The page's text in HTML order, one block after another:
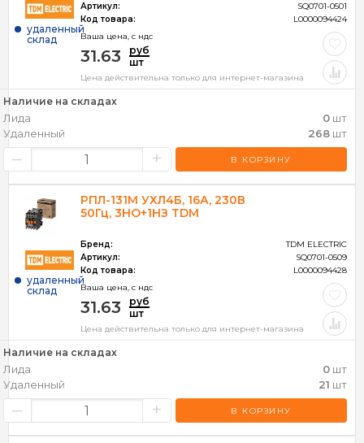
Артикул:
SQ0701-0501
Код товара:
L0000094424
Ваша цена, c ндс
31.63
руб
шт
удаленный
склад
Цена действительна только для интернет-магазина
Наличие на складах
Лида 0 шт
Удаленный
268 шт
– + В КОРЗИНУ
РПЛ-131М УХЛ4Б, 16А, 230В
50Гц, 3НО+1НЗ TDM
Бренд:
TDM ELECTRIC
Артикул:
SQ0701-0509
Код товара:
L0000094428
Ваша цена, c ндс
31.63
руб
шт
удаленный
склад
Цена действительна только для интернет-магазина
Наличие на складах
Лида 0 шт
Удаленный
21 шт
– + В КОРЗИНУ